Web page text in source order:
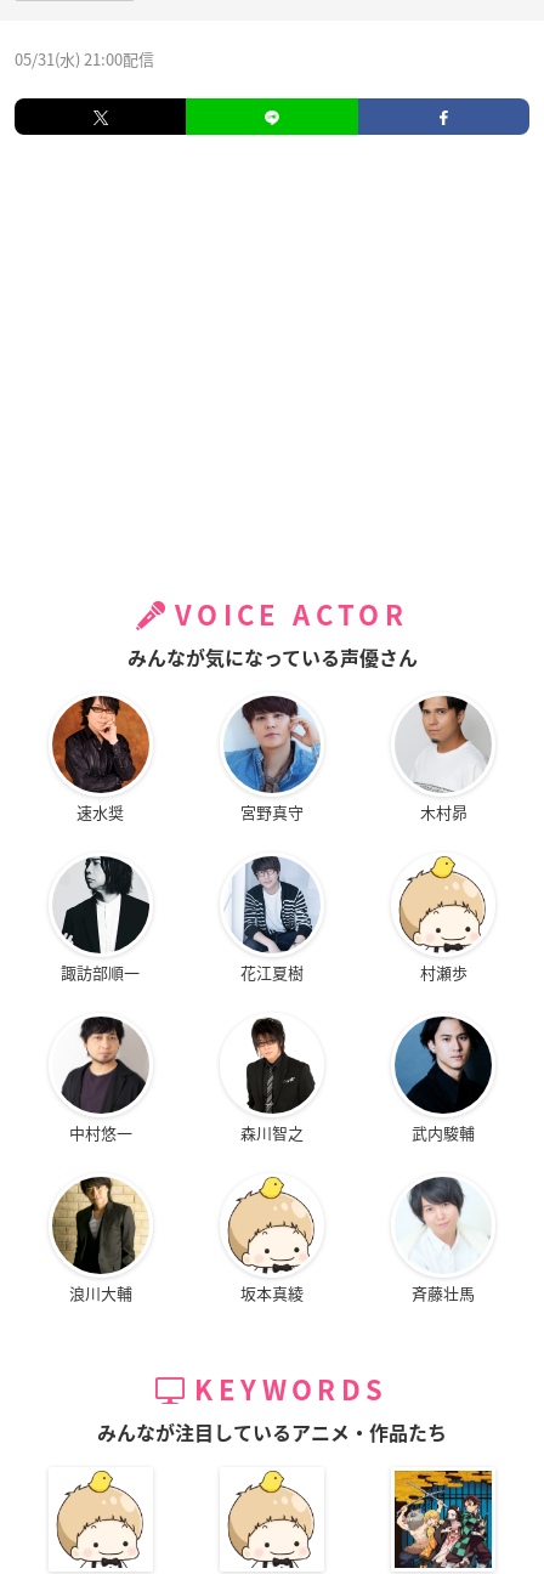
05/31(水) 21:00配信
VOICE ACTOR
みんなが気になっている声優さん
速水奨 宮野真守 木村昴
諏訪部順一 花江夏樹 村瀬歩
中村悠一 森川智之 武内駿輔
浪川大輔 坂本真綾 斉藤壮馬
KEYWORDS
みんなが注目しているアニメ・作品たち